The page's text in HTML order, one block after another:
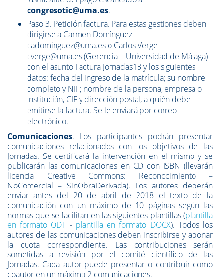
congresotic@uma.es.
Paso 3. Petición factura. Para estas gestiones deben
dirigirse a Carmen Domínguez –
cadominguez@uma.es o Carlos Verge –
cverge@uma.es (Gerencia – Universidad de Málaga)
con el asunto Factura Jornadas18 y los siguientes
datos: fecha del ingreso de la matrícula; su nombre
completo y NIF; nombre de la persona, empresa o
institución, CIF y dirección postal, a quién debe
emitirse la factura. Se le enviará por correo
electrónico.
Comunicaciones. Los participantes podrán presentar
comunicaciones relacionados con los objetivos de las
Jornadas. Se certificará la intervención en el mismo y se
publicarán las comunicaciones en CD con ISBN (llevarán
licencia Creative Commons: Reconocimiento –
NoComercial – SinObraDerivada). Los autores deberán
enviar antes del 20 de abril de 2018 el texto de la
comunicación con un máximo de 10 páginas según las
normas que se facilitan en las siguientes plantillas (plantilla
en formato ODT- plantilla en formato DOCX). Todos los
autores de las comunicaciones deben inscribirse y abonar
la cuota correspondiente. Las contribuciones serán
sometidas a revisión por el comité científico de las
Jornadas. Cada autor puede presentar o contribuir como
coautor en un máximo 2 comunicaciones.